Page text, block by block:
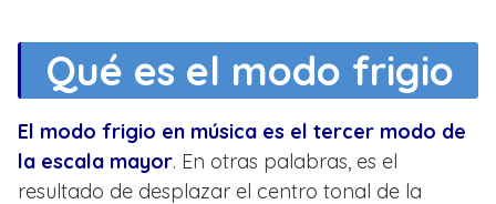
Qué es el modo frigio
El modo frigio en música es el tercer modo de
la escala mayor. En otras palabras, es el
resultado de desplazar el centro tonal de la